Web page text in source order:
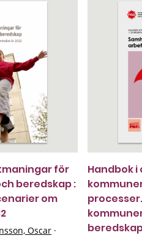
för
beredskap :
om
Oscar ·
Handbok